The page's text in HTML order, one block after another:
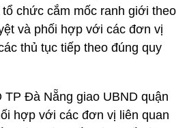
chức cắm mốc ranh giới theo
và phối hợp với các đơn vị
thủ tục tiếp theo đúng quy
TP Đà Nẵng giao UBND quận
hợp với các đơn vị liên quan